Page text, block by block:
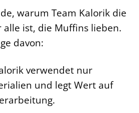
warum Team Kalorik die
ist, die Muffins lieben.
davon:
verwendet nur
und legt Wert auf